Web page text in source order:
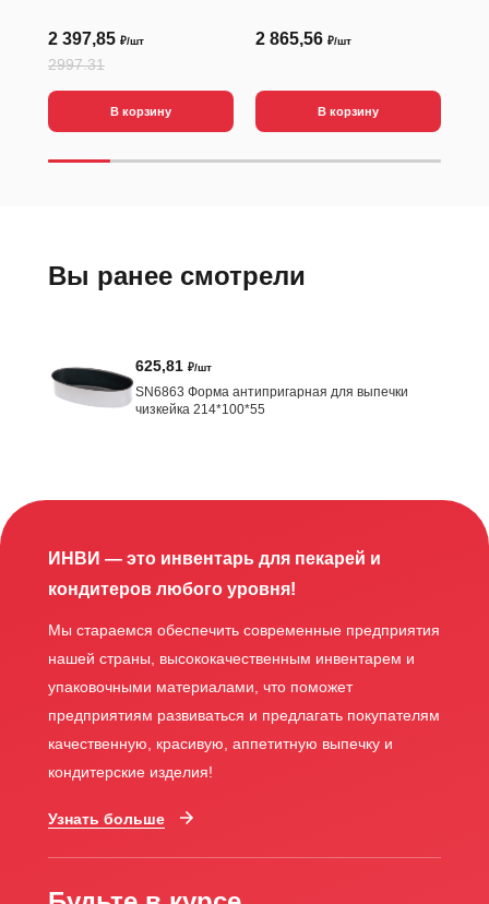
2 397,85 ₽/шт
2997.31
В корзину
2 865,56 ₽/шт
В корзину
Вы ранее смотрели
625,81 ₽/шт
SN6863 Форма антипригарная для выпечки
чизкейка 214*100*55
ИНВИ — это инвентарь для пекарей и
кондитеров любого уровня!
Мы стараемся обеспечить современные предприятия
нашей страны, высококачественным инвентарем и
упаковочными материалами, что поможет
предприятиям развиваться и предлагать покупателям
качественную, красивую, аппетитную выпечку и
кондитерские изделия!
Узнать больше